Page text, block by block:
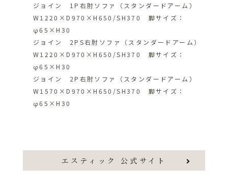
ジョイン 1P右肘ソファ（スタンダードアーム）
W1220×D970×H650/SH370 脚サイズ：
φ65×H30
ジョイン 2PS右肘ソファ（スタンダードアーム）
W1220×D970×H650/SH370 脚サイズ：
φ65×H30
ジョイン 2P右肘ソファ（スタンダードアーム）
W1570×D970×H650/SH370 脚サイズ：
φ65×H30
エスティック 公式サイト